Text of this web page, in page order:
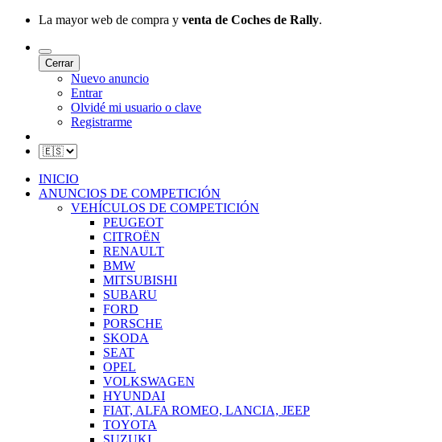
La mayor web de compra y venta de Coches de Rally.
Cerrar
Nuevo anuncio
Entrar
Olvidé mi usuario o clave
Registrarme
INICIO
ANUNCIOS DE COMPETICIÓN
VEHÍCULOS DE COMPETICIÓN
PEUGEOT
CITROËN
RENAULT
BMW
MITSUBISHI
SUBARU
FORD
PORSCHE
SKODA
SEAT
OPEL
VOLKSWAGEN
HYUNDAI
FIAT, ALFA ROMEO, LANCIA, JEEP
TOYOTA
SUZUKI